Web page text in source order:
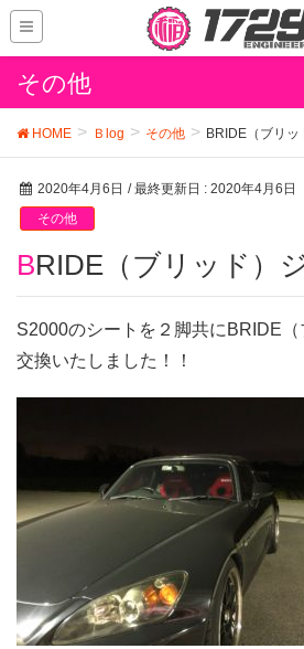
その他
HOME Ｂlog その他 BRIDE（ブリッ
2020年4月6日 / 最終更新日 : 2020年4月6日
その他
BRIDE（ブリッド）
S2000のシートを２脚共にBRIDE
交換いたしました！！